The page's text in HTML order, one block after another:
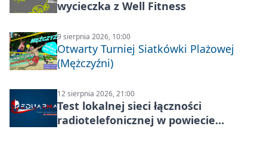
wycieczka z Well Fitness
9 sierpnia 2026, 10:00
Otwarty Turniej Siatkówki Plażowej
(Mężczyźni)
12 sierpnia 2026, 21:00
Test lokalnej sieci łączności
radiotelefonicznej w powiecie